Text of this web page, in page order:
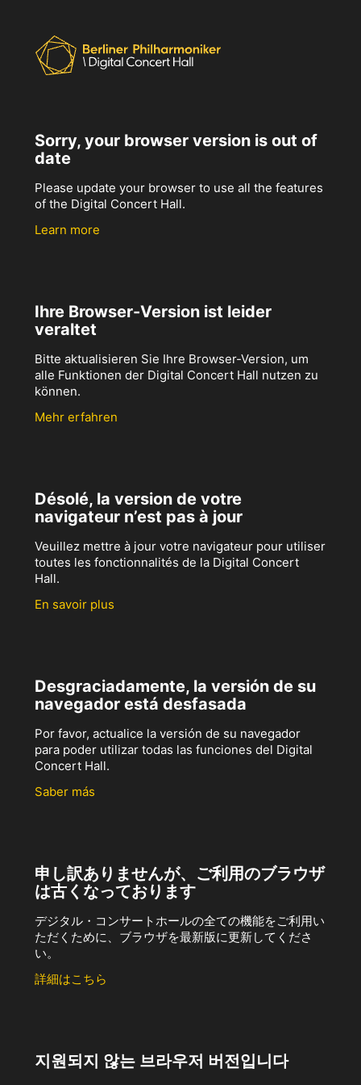
Sorry, your browser version is out of
date
Please update your browser to use all the features
of the Digital Concert Hall.
Learn more
Ihre Browser-Version ist leider
veraltet
Bitte aktualisieren Sie Ihre Browser-Version, um
alle Funktionen der Digital Concert Hall nutzen zu
können.
Mehr erfahren
Désolé, la version de votre
navigateur n’est pas à jour
Veuillez mettre à jour votre navigateur pour utiliser
toutes les fonctionnalités de la Digital Concert
Hall.
En savoir plus
Desgraciadamente, la versión de su
navegador está desfasada
Por favor, actualice la versión de su navegador
para poder utilizar todas las funciones del Digital
Concert Hall.
Saber más
申し訳ありませんが、ご利用のブラウザ
は古くなっております
デジタル・コンサートホールの全ての機能をご利用い
ただくために、ブラウザを最新版に更新してくださ
い。
詳細はこちら
지원되지 않는 브라우저 버전입니다